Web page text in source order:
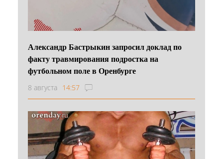
Александр Бастрыкин запросил доклад по
факту травмирования подростка на
футбольном поле в Оренбурге
8 августа 14:57